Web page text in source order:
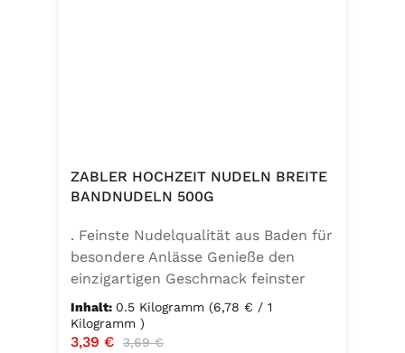
ZABLER HOCHZEIT NUDELN BREITE
BANDNUDELN 500G
. Feinste Nudelqualität aus Baden für
besondere Anlässe Genieße den
einzigartigen Geschmack feinster
Bandnudeln – mit den Zabler
Hochzeit Nudeln holst du dir echte
badische Qualität auf den Teller.
Inhalt: 0.5 Kilogramm (6,78 € / 1
Kilogramm )
Verkaufspreis:
3,39 € Regulärer Preis:
3,69 €